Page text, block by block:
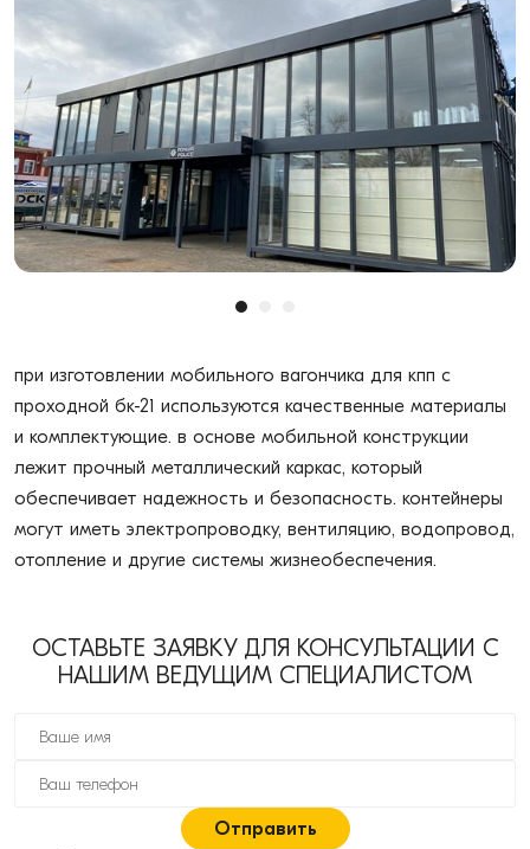
при изготовлении мобильного вагончика для кпп с
проходной бк-21 используются качественные материалы
и комплектующие. в основе мобильной конструкции
лежит прочный металлический каркас, который
обеспечивает надежность и безопасность. контейнеры
могут иметь электропроводку, вентиляцию, водопровод,
отопление и другие системы жизнеобеспечения.
ОСТАВЬТЕ ЗАЯВКУ ДЛЯ КОНСУЛЬТАЦИИ С
НАШИМ ВЕДУЩИМ СПЕЦИАЛИСТОМ
Отправить